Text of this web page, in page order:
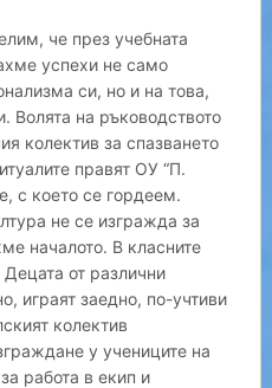
че през учебната
успехи не само
си, но и на това,
Волята на ръководството
колектив за спазването
правят ОУ “П.
с което се гордеем.
не се изгражда за
началото. В класните
от различни
играят заедно, по-учтиви
колектив
у учениците на
работа в екип и